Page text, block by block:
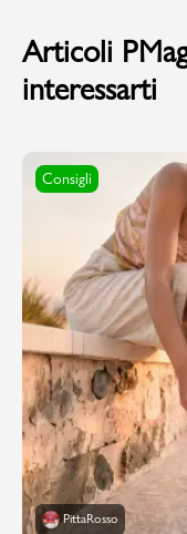
Articoli
interessarti
Consigli
PittaRosso